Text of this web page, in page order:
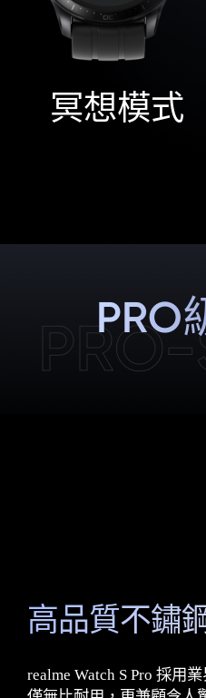
冥想模式
PRO
PRO-
高品質不鏽
realme Watch S Pro 採用